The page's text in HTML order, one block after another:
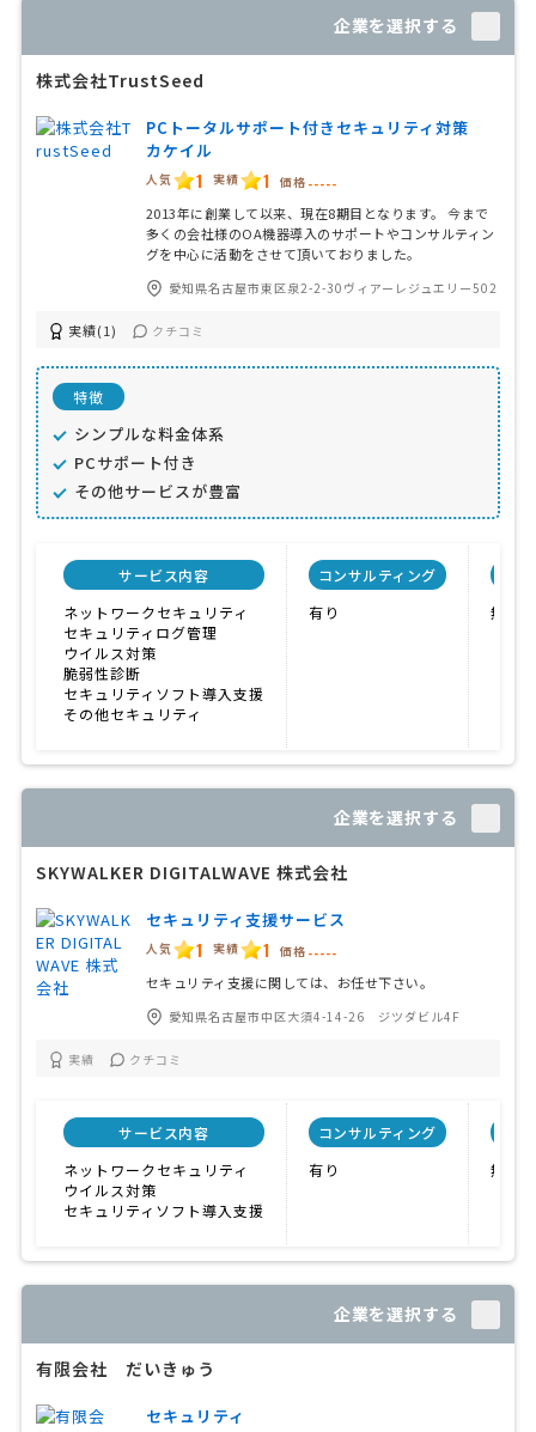
企業を選択する
株式会社TrustSeed
PCトータルサポート付きセキュリティ対策
カケイル
人気 1 実績 1 価格 -----
2013年に創業して以来、現在8期目となります。 今まで
多くの会社様のOA機器導入のサポートやコンサルティン
グを中心に活動をさせて頂いておりました。
愛知県名古屋市東区泉2-2-30ヴィアーレジュエリー502
実績(1) クチコミ
特徴
シンプルな料金体系
PCサポート付き
その他サービスが豊富
サービス内容
ネットワークセキュリティ
セキュリティログ管理
ウイルス対策
脆弱性診断
セキュリティソフト導入支援
その他セキュリティ
コンサルティング
有り
無し
企業を選択する
SKYWALKER DIGITALWAVE 株式会社
セキュリティ支援サービス
人気 1 実績 1 価格 -----
セキュリティ支援に関しては、お任せ下さい。
愛知県名古屋市中区大須4-14-26 ジツダビル4F
実績 クチコミ
サービス内容
ネットワークセキュリティ
ウイルス対策
セキュリティソフト導入支援
コンサルティング
有り
無し
企業を選択する
有限会社 だいきゅう
セキュリティ